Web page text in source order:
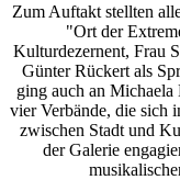
Zum Auftakt stellten
"Ort der
Kulturdezernent, Frau
Günter Rückert als
ging auch an Michaela
vier Verbände, die sich
zwischen Stadt und
der Galerie